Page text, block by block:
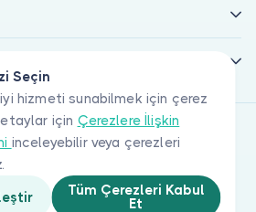
Seçin
hizmeti sunabilmek için çerez
için Çerezlere İlişkin
inceleyebilir veya çerezleri
Tüm Çerezleri Kabul
Et